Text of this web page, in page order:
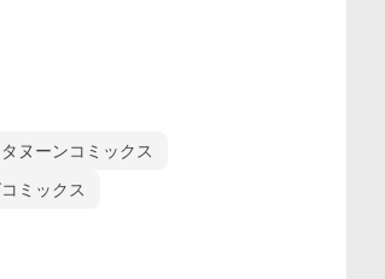
ヌーンコミックス
ミックス